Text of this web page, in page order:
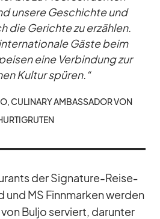
un­sere Ge­schichte und
die Ge­richte zu er­zäh­len.
Gäste beim
eine Ver­bin­dung zur
Kul­tur spü­ren.“
CU­LINARY AM­BASSA­DOR VON
der Si­gna­ture-Rei­se­
und MS Finn­mar­ken wer­den
Buljo ser­viert, dar­un­ter